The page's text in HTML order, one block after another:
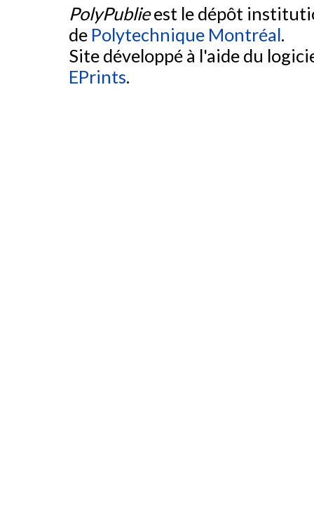
PolyPublieest le dépôt
de Polytechnique Montréal.
Site développé à l'aide du
EPrints.